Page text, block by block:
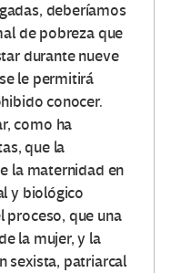
deberíamos
de pobreza que
durante nueve
le permitirá
conocer.
como ha
que la
la maternidad en
y biológico
proceso, que una
la mujer, y la
sexista, patriarcal